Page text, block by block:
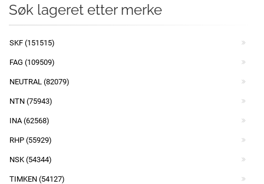
Søk lageret etter merke
SKF (151515)
FAG (109509)
NEUTRAL (82079)
NTN (75943)
INA (62568)
RHP (55929)
NSK (54344)
TIMKEN (54127)